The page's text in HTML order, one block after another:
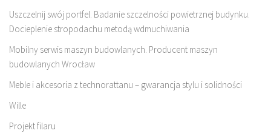
Uszczelnij swój portfel. Badanie szczelności powietrznej budynku.
Docieplenie stropodachu metodą wdmuchiwania
Mobilny serwis maszyn budowlanych. Producent maszyn
budowlanych Wrocław
Meble i akcesoria z technorattanu – gwarancja stylu i solidności
Wille
Projekt filaru